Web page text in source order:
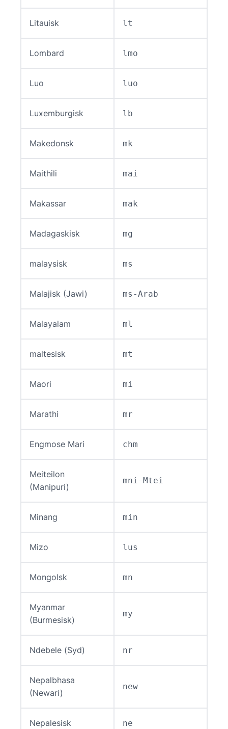
Litauisk lt
Lombard lmo
Luo luo
Luxemburgisk lb
Makedonsk mk
Maithili mai
Makassar mak
Madagaskisk mg
malaysisk ms
Malajisk (Jawi) ms-Arab
Malayalam ml
maltesisk mt
Maori mi
Marathi mr
Engmose Mari chm
Meiteilon
(Manipuri)
mni-Mtei
Minang min
Mizo lus
Mongolsk mn
Myanmar
(Burmesisk)
my
Ndebele (Syd) nr
Nepalbhasa
(Newari)
new
Nepalesisk ne